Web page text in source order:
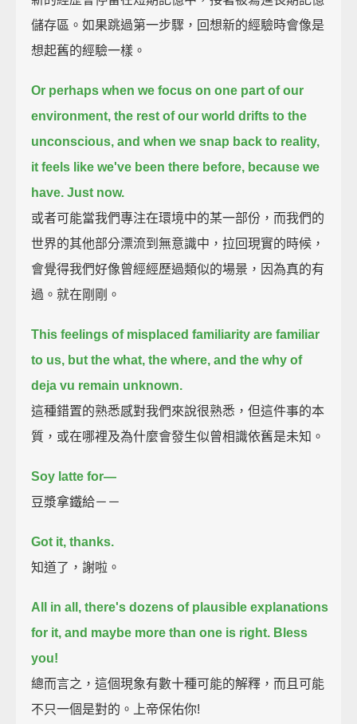
儲存區。如果跳過第一步驟，回想新的經驗時會像是
想起舊的經驗一樣。
Or perhaps when we focus on one part of our
environment, the rest of our world drifts to the
unconscious, and when we snap back to reality,
it feels like we've been there before, because we
have. Just now.
或者可能當我們專注在環境中的某一部份，而我們的
世界的其他部分漂流到無意識中，拉回現實的時候，
會覺得我們好像曾經經歷過類似的場景，因為真的有
過。就在剛剛。
This feelings of misplaced familiarity are familiar
to us, but the what, the where, and the why of
deja vu remain unknown.
這種錯置的熟悉感對我們來說很熟悉，但這件事的本
質，或在哪裡及為什麼會發生似曾相識依舊是未知。
Soy latte for—
豆漿拿鐵給－－
Got it, thanks.
知道了，謝啦。
All in all, there's dozens of plausible explanations
for it, and maybe more than one is right. Bless
you!
總而言之，這個現象有數十種可能的解釋，而且可能
不只一個是對的。上帝保佑你!